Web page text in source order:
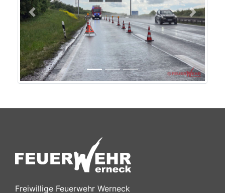
Previous Next
Freiwillige Feuerwehr Werneck